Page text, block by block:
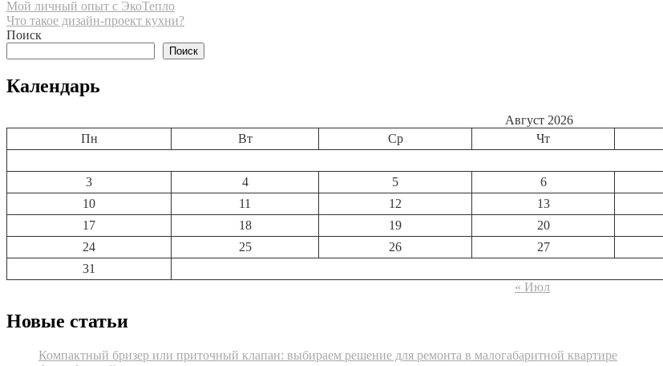
Навигация
по
Мой личный опыт с ЭкоТепло
Что такое дизайн-проект кухни?
Поиск
Поиск
Календарь
Август 2026
Пн
Вт Ср Чт
3
4 5 6
10
11 12 13
17
18 19 20
24
25 26 27
31
« Июл
Новые статьи
Компактный бризер или приточный клапан: выбираем решение для ремонта в малогабаритной квартире